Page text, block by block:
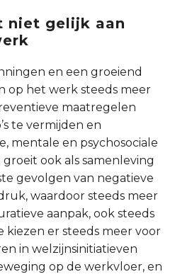
niet gelijk aan
en een groeiend
op het werk steeds meer
maatregelen
te vermijden en
mentale en psychosociale
ook als samenleving
gevolgen van negatieve
waardoor steeds meer
aanpak, ook steeds
kiezen er steeds meer voor
in welzijnsinitiatieven
op de werkvloer, en